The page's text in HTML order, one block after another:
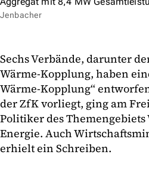
Jenbacher
Sechs Verbände, darunter
Wärme-Kopplung, haben
Wärme-Kopplung“
der ZfK vorliegt, ging am
Politiker des
Energie. Auch
erhielt ein Schreiben.